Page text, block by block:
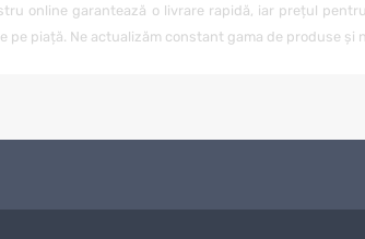
online garantează o livrare rapidă, iar prețul pentru
pe piață. Ne actualizăm constant gama de produse